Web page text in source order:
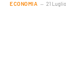
ECONOMIA 21